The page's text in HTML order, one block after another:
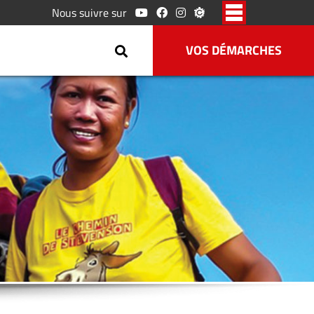
Nous suivre sur
VOS DÉMARCHES